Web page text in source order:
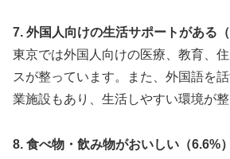
7. 外国人向けの生活サポートがある（
東京では外国人向けの医療、教育、
スが整っています。また、外国語を
業施設もあり、生活しやすい環境が整
8. 食べ物・飲み物がおいしい（6.6%）